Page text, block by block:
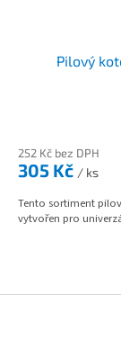
Pilový
252 Kč bez DPH
305 Kč / ks
Tento sortiment
vytvořen pro